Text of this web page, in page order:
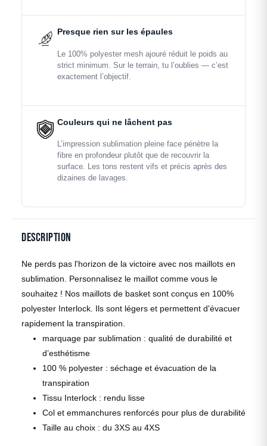
Presque rien sur les épaules
Le 100% polyester mesh ajouré réduit le poids au
strict minimum. Sur le terrain, tu l’oublies — c’est
exactement l’objectif.
Couleurs qui ne lâchent pas
L’impression sublimation pleine face pénètre la
fibre en profondeur plutôt que de recouvrir la
surface. Les tons restent vifs et précis après des
dizaines de lavages.
Description
Ne perds pas l'horizon de la victoire avec nos maillots en
sublimation. Personnalisez le maillot comme vous le
souhaitez ! Nos maillots de basket sont conçus en 100%
polyester Interlock. Ils sont légers et permettent d'évacuer
rapidement la transpiration.
marquage par sublimation : qualité de durabilité et
d’esthétisme
100 % polyester : séchage et évacuation de la
transpiration
Tissu Interlock : rendu lisse
Col et emmanchures renforcés pour plus de durabilité
Taille au choix : du 3XS au 4XS